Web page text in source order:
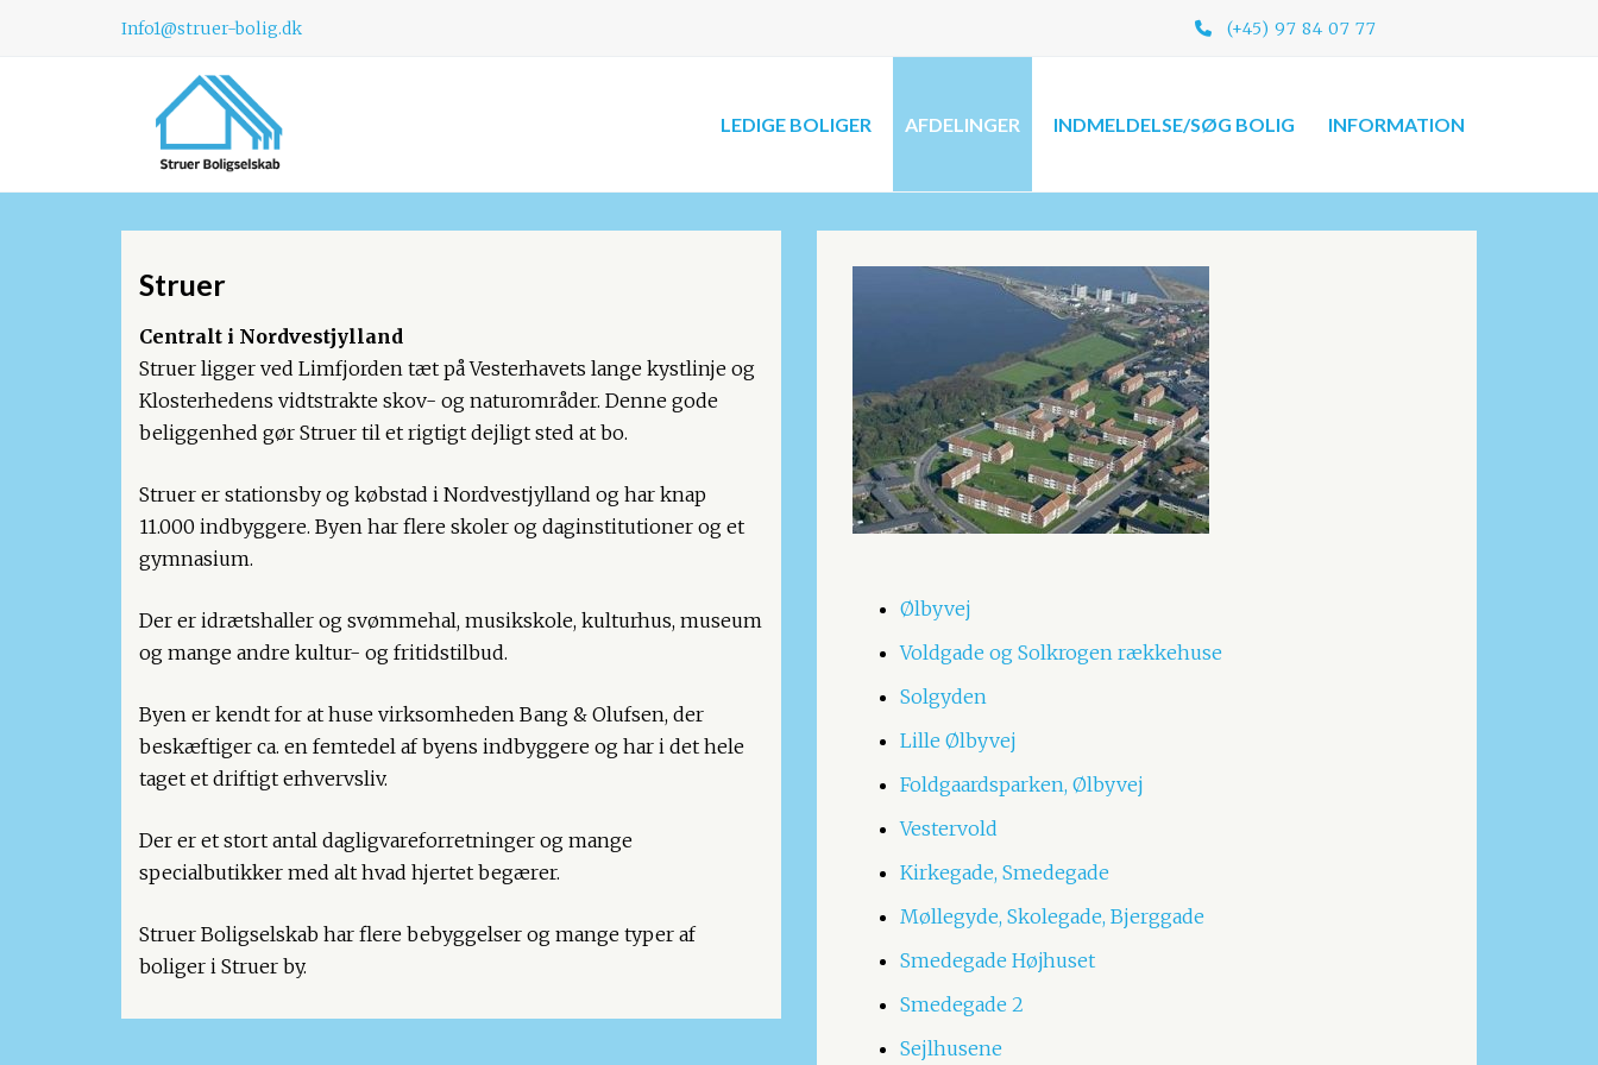
Info1@struer-bolig.dk (+45) 97 84 07 77​
LEDIGE BOLIGER AFDELINGER INDMELDELSE/SØG BOLIG INFORMATION
Struer​
Centralt i Nordvestjylland
Struer ligger ved Limfjorden tæt på Vesterhavets lange kystlinje og
Klosterhedens vidtstrakte skov- og naturområder. Denne gode
beliggenhed gør Struer til et rigtigt dejligt sted at bo.
Struer er stationsby og købstad i Nordvestjylland og har knap
11.000 indbyggere. Byen har flere skoler og daginstitutioner og et
gymnasium.
Der er idrætshaller og svømmehal, musikskole, kulturhus, museum
og mange andre kultur- og fritidstilbud.
Byen er kendt for at huse virksomheden Bang & Olufsen, der
beskæftiger ca. en femtedel af byens indbyggere og har i det hele
taget et driftigt erhvervsliv.
Der er et stort antal dagligvareforretninger og mange
specialbutikker med alt hvad hjertet begærer.
Struer Boligselskab har flere bebyggelser og mange typer af
boliger i Struer by.
Ølbyvej
Voldgade og Solkrogen rækkehuse
Solgyden
Lille Ølbyvej
Foldgaardsparken, Ølbyvej
Vestervold
Kirkegade, Smedegade
Møllegyde, Skolegade, Bjerggade
Smedegade Højhuset
Smedegade 2
Sejlhusene